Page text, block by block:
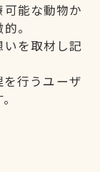
能な動物か
。
を取材し記
行うユーザ